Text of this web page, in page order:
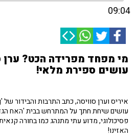
09:04
מי מפחד מפרידה הכט? ערן
עושים ספירת מלאי!
עושים שיחת חתך על המתרחש בבית 'האח
פסיכולוגי, מדוע עתי מתנהג כמו בחורה
האזינו!